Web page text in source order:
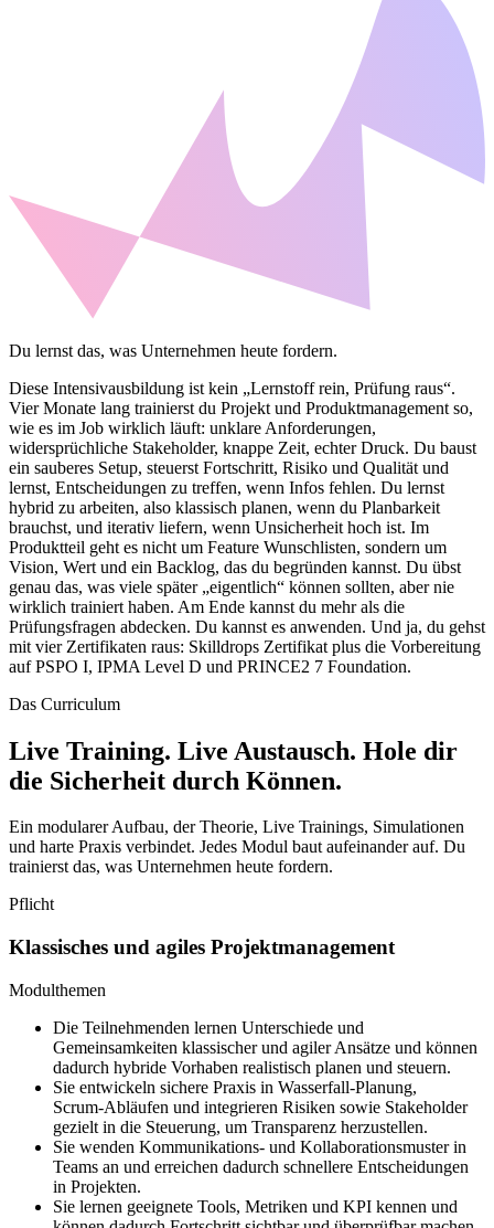
Du lernst das, was Unternehmen heute fordern.
Diese Intensivausbildung ist kein „Lernstoff rein, Prüfung raus“.
Vier Monate lang trainierst du Projekt und Produktmanagement so,
wie es im Job wirklich läuft: unklare Anforderungen,
widersprüchliche Stakeholder, knappe Zeit, echter Druck. Du baust
ein sauberes Setup, steuerst Fortschritt, Risiko und Qualität und
lernst, Entscheidungen zu treffen, wenn Infos fehlen. Du lernst
hybrid zu arbeiten, also klassisch planen, wenn du Planbarkeit
brauchst, und iterativ liefern, wenn Unsicherheit hoch ist. Im
Produktteil geht es nicht um Feature Wunschlisten, sondern um
Vision, Wert und ein Backlog, das du begründen kannst. Du übst
genau das, was viele später „eigentlich“ können sollten, aber nie
wirklich trainiert haben. Am Ende kannst du mehr als die
Prüfungsfragen abdecken. Du kannst es anwenden. Und ja, du gehst
mit vier Zertifikaten raus: Skilldrops Zertifikat plus die Vorbereitung
auf PSPO I, IPMA Level D und PRINCE2 7 Foundation.
Das Curriculum
Live Training. Live Austausch. Hole dir
die Sicherheit durch Können.
Ein modularer Aufbau, der Theorie, Live Trainings, Simulationen
und harte Praxis verbindet. Jedes Modul baut aufeinander auf. Du
trainierst das, was Unternehmen heute fordern.
Pflicht
Klassisches und agiles Projektmanagement
Modulthemen
Die Teilnehmenden lernen Unterschiede und
Gemeinsamkeiten klassischer und agiler Ansätze und können
dadurch hybride Vorhaben realistisch planen und steuern.
Sie entwickeln sichere Praxis in Wasserfall‑Planung,
Scrum‑Abläufen und integrieren Risiken sowie Stakeholder
gezielt in die Steuerung, um Transparenz herzustellen.
Sie wenden Kommunikations‑ und Kollaborationsmuster in
Teams an und erreichen dadurch schnellere Entscheidungen
in Projekten.
Sie lernen geeignete Tools, Metriken und KPI kennen und